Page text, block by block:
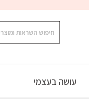
עושה בעצמי